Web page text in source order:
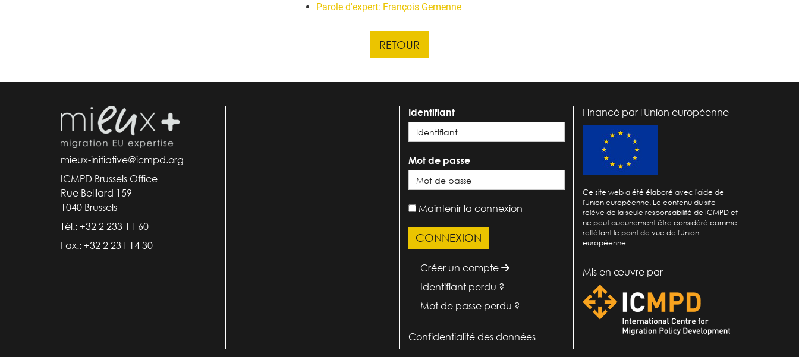
Parole d'expert: François Gemenne
RETOUR
mieux-initiative@icmpd.org
ICMPD Brussels Office
Rue Belliard 159
1040 Brussels
Tél.: +32 2 233 11 60
Fax.: +32 2 231 14 30
Identifiant
Mot de passe
Maintenir la connexion
Créer un compte
Identifiant perdu ?
Mot de passe perdu ?
Confidentialité des données
Financé par l'Union européenne
Ce site web a été élaboré avec l'aide de
l'Union européenne. Le contenu du site
relève de la seule responsabilité de ICMPD et
ne peut aucunement être considéré comme
reflétant le point de vue de l'Union
européenne.
Mis en œuvre par